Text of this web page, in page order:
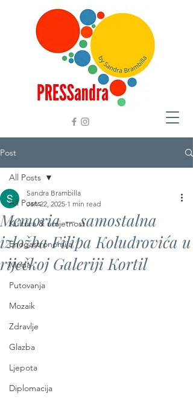
Post
All Posts
Kultura & umjetnost
Enogastronomija
Moda
Putovanja
Mozaik
Zdravlje
Glazba
Ljepota
Diplomacija
All Posts
Memoria – samostalna
izložba Filipa Koludrovića u
riječkoj Galeriji Kortil
Sandra Brambilla
Jan 22, 2025 1 min read